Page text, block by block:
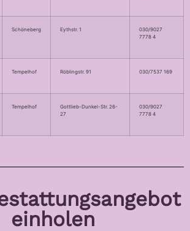
Schöneberg Eythstr. 1
030/9027
7778 4
Tempelhof Röblingstr. 91 030/7537 169
Tempelhof
Gottlieb-Dunkel-Str. 26-
27
030/9027
7778 4
einholen